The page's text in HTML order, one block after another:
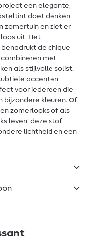
een elegante,
doet denken
zomertuin en ziet er
uit. Het
de chique
met
als stijlvolle solist.
accenten
voor iedereen die
bijzondere kleuren. Of
zomerlooks of als
leven: deze stof
lichtheid en een